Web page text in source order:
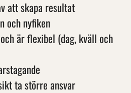
att skapa resultat
och nyfiken
är flexibel (dag, kväll och
ta större ansvar